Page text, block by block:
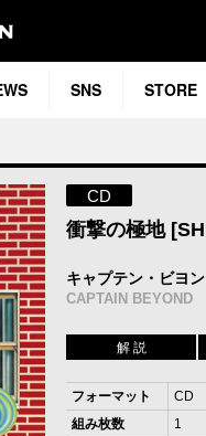
SNS STORE
CD
衝撃の極地
キャプテン・ビヨ
CAPTAIN BEYOND
解 説
フォーマット
CD
組み枚数
1